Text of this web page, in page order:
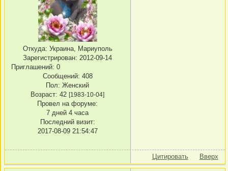
Откуда: Украина, Мариуполь
Зарегистрирован: 2012-09-14
Приглашений: 0
Сообщений: 408
Пол: Женский
Возраст: 42 [1983-10-04]
Провел на форуме:
7 дней 4 часа
Последний визит:
2017-08-09 21:54:47
Цитировать Вверх